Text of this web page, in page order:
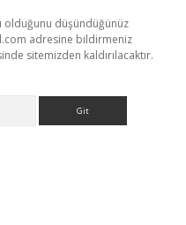
olduğunu düşündüğünüz
adresine bildirmeniz
sitemizden kaldırılacaktır.